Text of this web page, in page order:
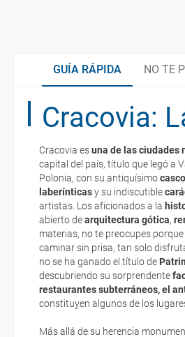
GUÍA RÁPIDA NO TE
Cracovia:
Cracovia esuna de las ciudades
capital del país, título que legó a
Polonia, con su antiquísimo
laberínticasy su indiscutible
artistas. Los aficionados a la
abierto dearquitectura gótica,
materias, no te preocupes
caminar sin prisa, tan solo
no se ha ganado el título de
descubriendo su sorprendente
restaurantes subterráneos, el
constituyen algunos de los
Más allá de su herencia
La fábrica de Schindler
Museo de Historia de los
La iglesia de Santa María
Un día aprendiendo del
Birkenau
Empápate de aventura en
Organiza tu viaje
Documentación
¿Cómo llegar?
Asistencia sanitaria
La documentación de tu reserva te
esté realizado completamente.
Respecto a las tarjetas de
electrónicos por lo que podrás
realizando el check-in por su web.
Eso sí, deberás estar atento si
exigen la presentación de la tarjeta
no te carguen un suplemento extra